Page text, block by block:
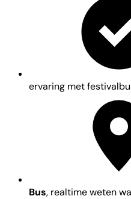
ervaring met
Bus, realtime weten